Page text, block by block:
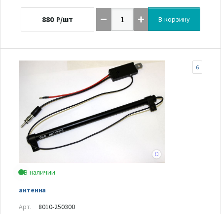
880 ₽/шт В корзину
В наличии
антенна
6
Арт.
8010-250300